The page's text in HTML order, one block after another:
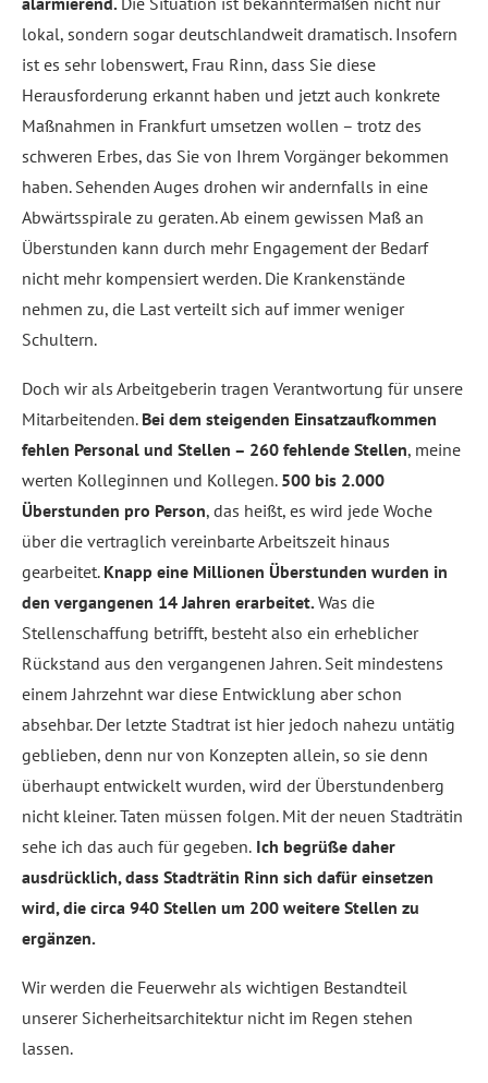
lokal, sondern sogar deutschlandweit dramatisch. Insofern
ist es sehr lobenswert, Frau Rinn, dass Sie diese
Herausforderung erkannt haben und jetzt auch konkrete
Maßnahmen in Frankfurt umsetzen wollen – trotz des
schweren Erbes, das Sie von Ihrem Vorgänger bekommen
haben. Sehenden Auges drohen wir andernfalls in eine
Abwärtsspirale zu geraten. Ab einem gewissen Maß an
Überstunden kann durch mehr Engagement der Bedarf
nicht mehr kompensiert werden. Die Krankenstände
nehmen zu, die Last verteilt sich auf immer weniger
Schultern.
Doch wir als Arbeitgeberin tragen Verantwortung für unsere
Mitarbeitenden. Bei dem steigenden Einsatzaufkommen
fehlen Personal und Stellen – 260 fehlende Stellen, meine
werten Kolleginnen und Kollegen. 500 bis 2.000
Überstunden pro Person, das heißt, es wird jede Woche
über die vertraglich vereinbarte Arbeitszeit hinaus
gearbeitet. Knapp eine Millionen Überstunden wurden in
den vergangenen 14 Jahren erarbeitet. Was die
Stellenschaffung betrifft, besteht also ein erheblicher
Rückstand aus den vergangenen Jahren. Seit mindestens
einem Jahrzehnt war diese Entwicklung aber schon
absehbar. Der letzte Stadtrat ist hier jedoch nahezu untätig
geblieben, denn nur von Konzepten allein, so sie denn
überhaupt entwickelt wurden, wird der Überstundenberg
nicht kleiner. Taten müssen folgen. Mit der neuen Stadträtin
sehe ich das auch für gegeben. Ich begrüße daher
ausdrücklich, dass Stadträtin Rinn sich dafür einsetzen
wird, die circa 940 Stellen um 200 weitere Stellen zu
ergänzen.
Wir werden die Feuerwehr als wichtigen Bestandteil
unserer Sicherheitsarchitektur nicht im Regen stehen
lassen.